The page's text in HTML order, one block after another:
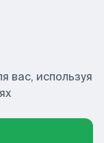
вас, используя